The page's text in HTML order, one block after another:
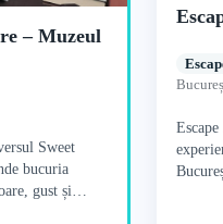
– Muzeul
Sweet
bucuria
gust și